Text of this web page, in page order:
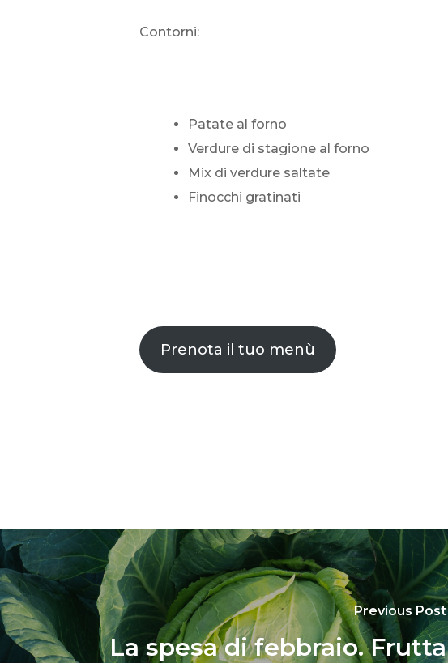
Contorni:
Patate al forno
Verdure di stagione al forno
Mix di verdure saltate
Finocchi gratinati
Prenota il tuo menù
Previous Post
La spesa di febbraio. Frutta